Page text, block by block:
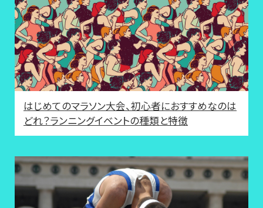
はじめてのマラソン大会、初心者におすすめなのは
どれ？ランニングイベントの種類と特徴